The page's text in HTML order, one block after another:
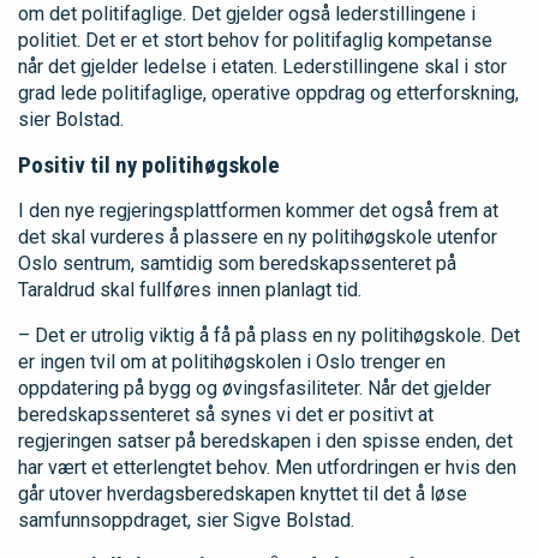
om det politifaglige. Det gjelder også lederstillingene i
politiet. Det er et stort behov for politifaglig kompetanse
når det gjelder ledelse i etaten. Lederstillingene skal i stor
grad lede politifaglige, operative oppdrag og etterforskning,
sier Bolstad.
Positiv til ny politihøgskole
I den nye regjeringsplattformen kommer det også frem at
det skal vurderes å plassere en ny politihøgskole utenfor
Oslo sentrum, samtidig som beredskapssenteret på
Taraldrud skal fullføres innen planlagt tid.
– Det er utrolig viktig å få på plass en ny politihøgskole. Det
er ingen tvil om at politihøgskolen i Oslo trenger en
oppdatering på bygg og øvingsfasiliteter. Når det gjelder
beredskapssenteret så synes vi det er positivt at
regjeringen satser på beredskapen i den spisse enden, det
har vært et etterlengtet behov. Men utfordringen er hvis den
går utover hverdagsberedskapen knyttet til det å løse
samfunnsoppdraget, sier Sigve Bolstad.